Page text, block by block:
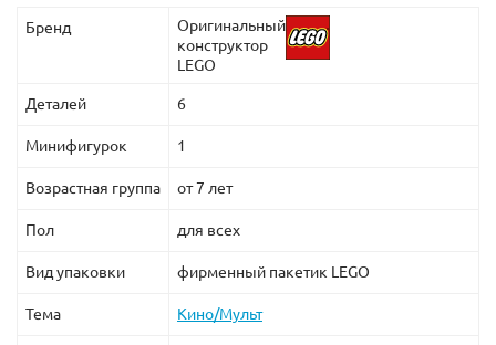
Бренд
Оригинальный
конструктор
LEGO
Деталей 6
Минифигурок 1
Возрастная группа от 7 лет
Пол для всех
Вид упаковки фирменный пакетик LEGO
Тема Кино/Мульт